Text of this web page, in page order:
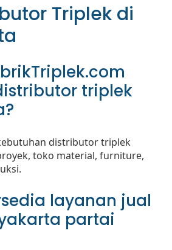
Triplek di
triplek
distributor triplek
toko material, furniture,
layanan jual
partai